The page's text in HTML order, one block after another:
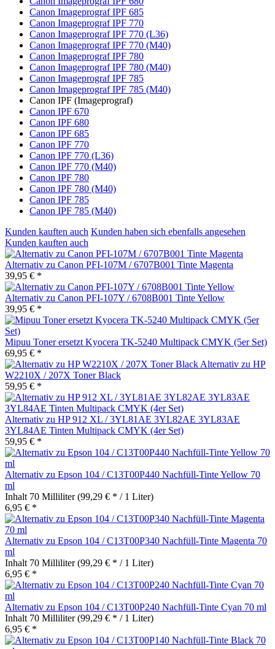
Canon Imageprograf IPF 685
Canon Imageprograf IPF 770
Canon Imageprograf IPF 770 (L36)
Canon Imageprograf IPF 770 (M40)
Canon Imageprograf IPF 780
Canon Imageprograf IPF 780 (M40)
Canon Imageprograf IPF 785
Canon Imageprograf IPF 785 (M40)
Canon IPF (Imageprograf)
Canon IPF 670
Canon IPF 680
Canon IPF 685
Canon IPF 770
Canon IPF 770 (L36)
Canon IPF 770 (M40)
Canon IPF 780
Canon IPF 780 (M40)
Canon IPF 785
Canon IPF 785 (M40)
Kunden kauften auch Kunden haben sich ebenfalls angesehen
Kunden kauften auch
Alternativ zu Canon PFI-107M / 6707B001 Tinte Magenta
39,95 € *
Alternativ zu Canon PFI-107Y / 6708B001 Tinte Yellow
39,95 € *
Mipuu Toner ersetzt Kyocera TK-5240 Multipack CMYK (5er Set)
69,95 € *
Alternativ zu HP
W2210X / 207X Toner Black
59,95 € *
Alternativ zu HP 912 XL / 3YL81AE 3YL82AE 3YL83AE
3YL84AE Tinten Multipack CMYK (4er Set)
59,95 € *
Alternativ zu Epson 104 / C13T00P440 Nachfüll-Tinte Yellow 70
ml
Inhalt 70 Milliliter(99,29 € * / 1 Liter)
6,95 € *
Alternativ zu Epson 104 / C13T00P340 Nachfüll-Tinte Magenta 70
ml
Inhalt 70 Milliliter(99,29 € * / 1 Liter)
6,95 € *
Alternativ zu Epson 104 / C13T00P240 Nachfüll-Tinte Cyan 70 ml
Inhalt 70 Milliliter(99,29 € * / 1 Liter)
6,95 € *